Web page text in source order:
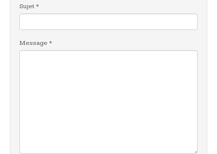
Sujet *
Message *